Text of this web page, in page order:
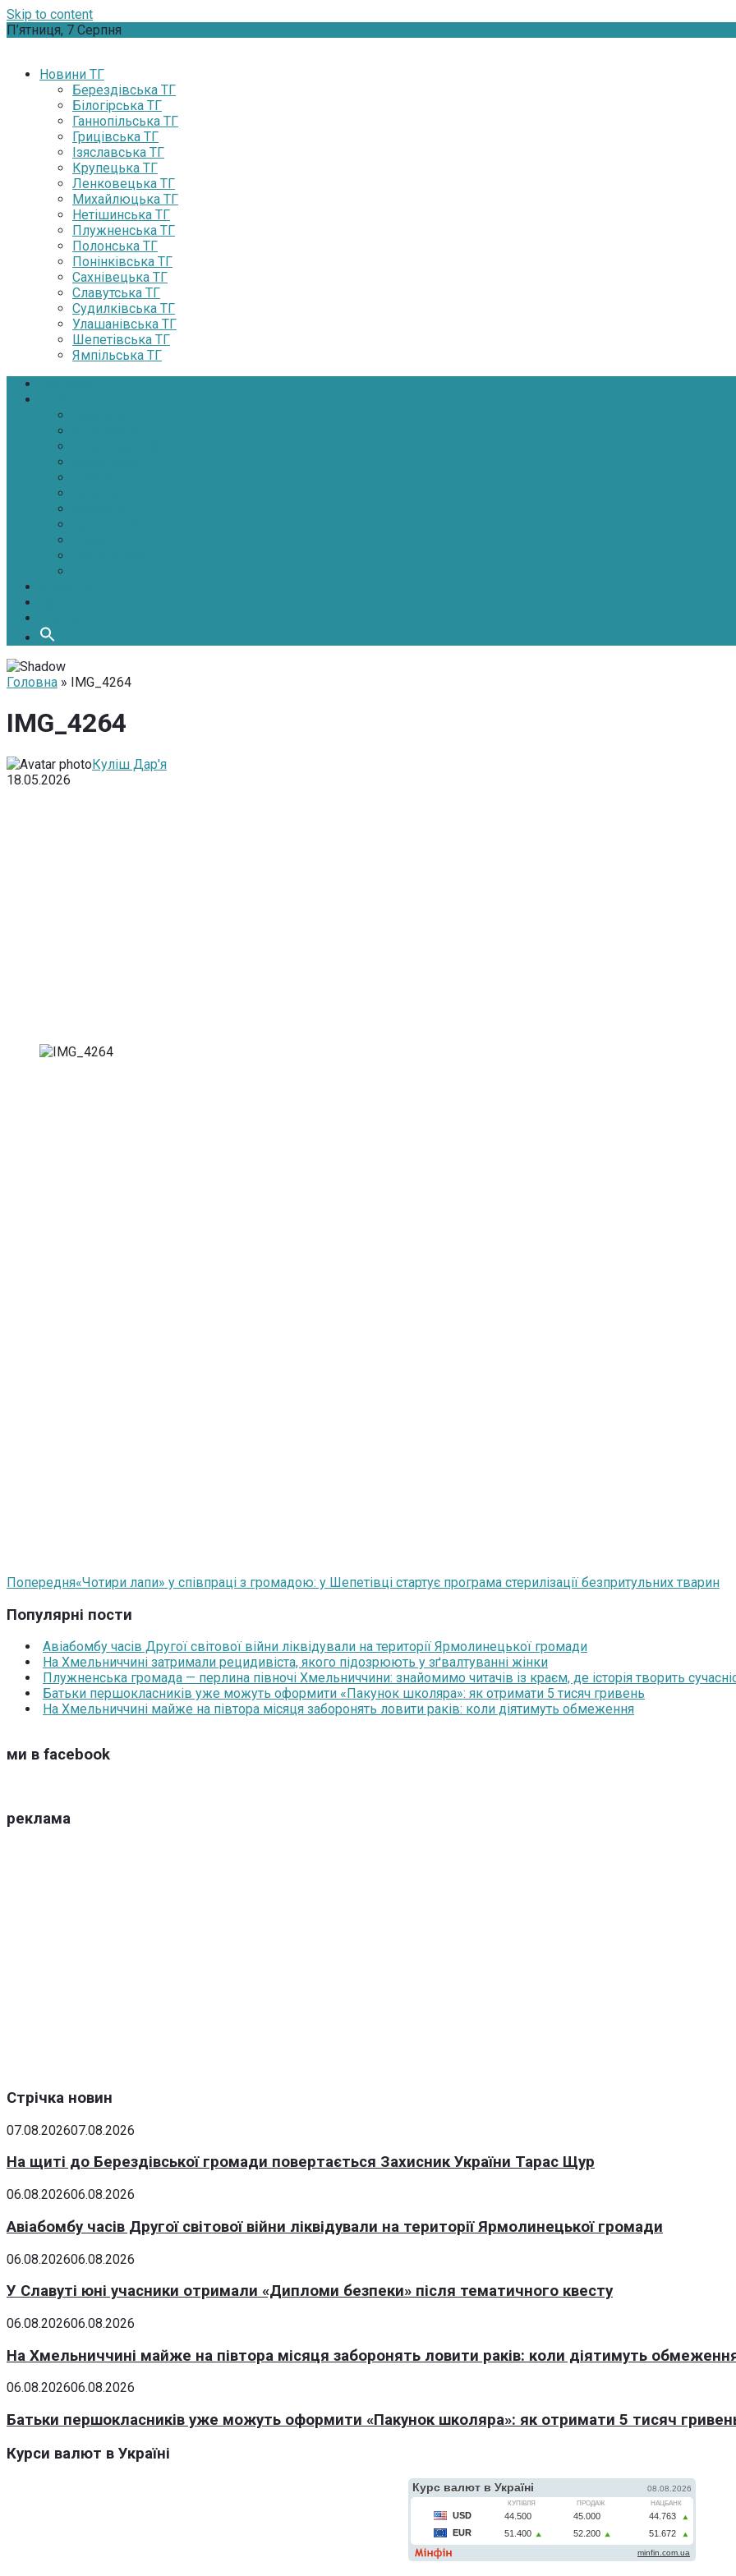
Skip to content
П’ятниця, 7 Серпня
Новини ТГ
Берездівська ТГ
Білогірська ТГ
Ганнопільська ТГ
Грицівська ТГ
Ізяславська ТГ
Крупецька ТГ
Ленковецька ТГ
Михайлюцька ТГ
Нетішинська ТГ
Плужненська ТГ
Полонська ТГ
Понінківська ТГ
Сахнівецька ТГ
Славутська ТГ
Судилківська ТГ
Улашанівська ТГ
Шепетівська ТГ
Ямпільська ТГ
Головна » IMG_4264
IMG_4264
Куліш Дар'я
18.05.2026
Попередня«Чотири лапи» у співпраці з громадою: у Шепетівці стартує програма стерилізації безпритульних тварин
Популярні пости
Авіабомбу часів Другої світової війни ліквідували на території Ярмолинецької громади
На Хмельниччині затримали рецидивіста, якого підозрюють у зґвалтуванні жінки
Плужненська громада — перлина півночі Хмельниччини: знайомимо читачів із краєм, де історія творить
Батьки першокласників уже можуть оформити «Пакунок школяра»: як отримати 5 тисяч гривень
На Хмельниччині майже на півтора місяця заборонять ловити раків: коли діятимуть обмеження
ми в facebook
реклама
Стрічка новин
07.08.202607.08.2026
На щиті до Берездівської громади повертається Захисник України Тарас Щур
06.08.202606.08.2026
Авіабомбу часів Другої світової війни ліквідували на території Ярмолинецької громади
06.08.202606.08.2026
У Славуті юні учасники отримали «Дипломи безпеки» після тематичного квесту
06.08.202606.08.2026
На Хмельниччині майже на півтора місяця заборонять ловити раків: коли діятимуть
06.08.202606.08.2026
Батьки першокласників уже можуть оформити «Пакунок школяра»: як отримати 5 тисяч
Курси валют в Україні